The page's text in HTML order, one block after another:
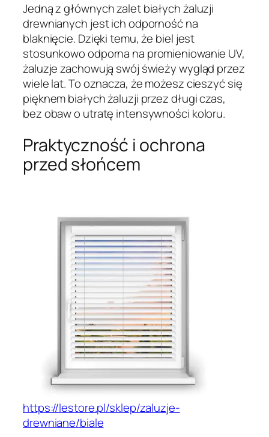
Jedną z głównych zalet białych żaluzji
drewnianych jest ich odporność na
blaknięcie. Dzięki temu, że biel jest
stosunkowo odporna na promieniowanie UV,
żaluzje zachowują swój świeży wygląd przez
wiele lat. To oznacza, że możesz cieszyć się
pięknem białych żaluzji przez długi czas,
bez obaw o utratę intensywności koloru.
Praktyczność i ochrona
przed słońcem
https://lestore.pl/sklep/zaluzje-
drewniane/biale